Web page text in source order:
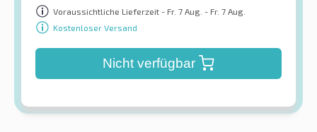
Voraussichtliche Lieferzeit - Fr. 7 Aug. - Fr. 7 Aug.
Kostenloser Versand
Nicht verfügbar